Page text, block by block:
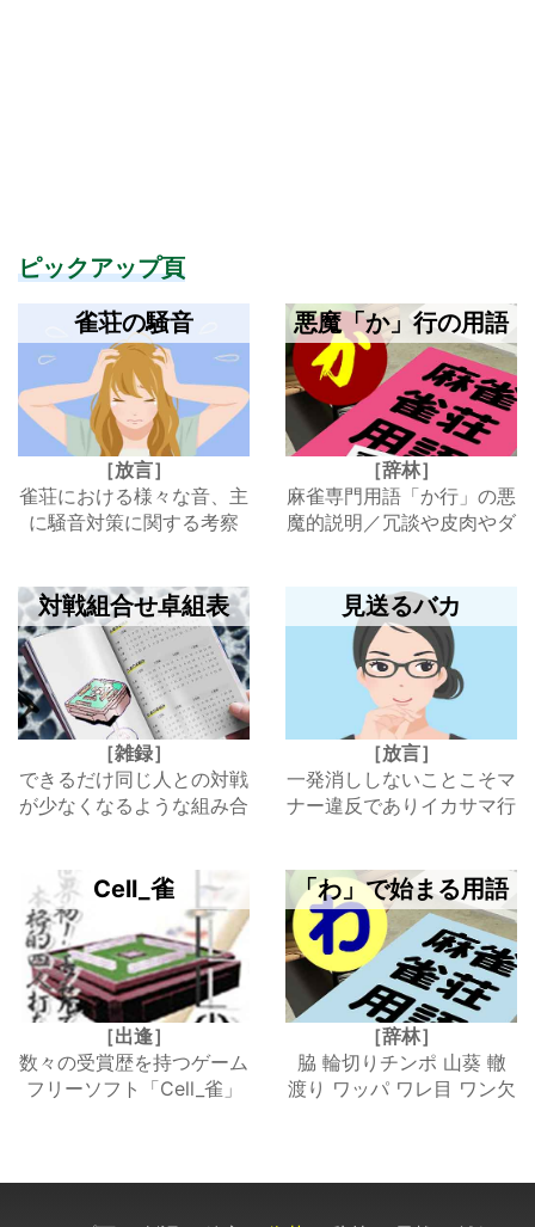
ピックアップ頁
雀荘の騒音
［放言］
雀荘における様々な音、主
に騒音対策に関する考察
悪魔「か」行の用語
［辞林］
麻雀専門用語「か行」の悪
魔的説明／冗談や皮肉やダ
対戦組合せ卓組表
［雑録］
できるだけ同じ人との対戦
が少なくなるような組み合
見送るバカ
［放言］
一発消ししないことこそマ
ナー違反でありイカサマ行
Cell_雀
［出逢］
数々の受賞歴を持つゲーム
フリーソフト「Cell_雀」
「わ」で始まる用語
［辞林］
脇 輪切りチンポ 山葵 轍
渡り ワッパ ワレ目 ワン欠